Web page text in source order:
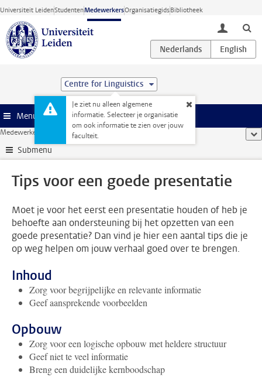
Ga direct naar de inhoud
Universiteit LeidenStudentenMedewerkersOrganisatiegidsBibliotheek
toggle
Centre for Linguistics
Je ziet nu alleen algemene
informatie. Selecteer je organisatie
om ook informatie te zien over jouw
faculteit.
Menu
Medewerkerswebsite ... Tips voor een goede presentatie
Submenu
Tips voor een goede presentatie
Moet je voor het eerst een presentatie houden of heb je
behoefte aan ondersteuning bij het opzetten van een
goede presentatie? Dan vind je hier een aantal tips die je
op weg helpen om jouw verhaal goed over te brengen.
Inhoud
Zorg voor begrijpelijke en relevante informatie
Geef aansprekende voorbeelden
Opbouw
Zorg voor een logische opbouw met heldere structuur
Geef niet te veel informatie
Breng een duidelijke kernboodschap